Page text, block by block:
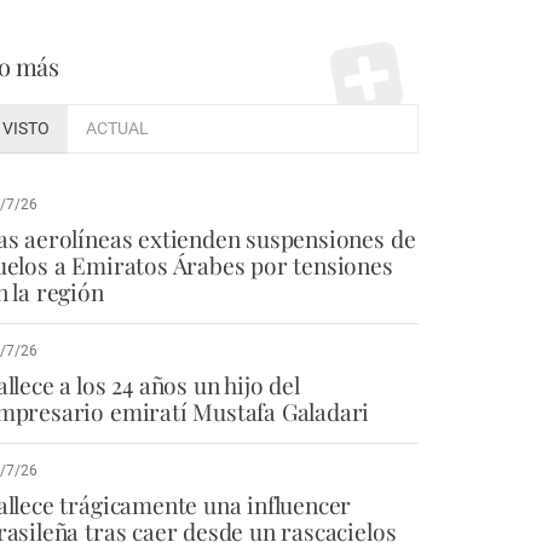
más
VISTO ACTUAL
7/26
aerolíneas extienden suspensiones de
a Emiratos Árabes por tensiones
la región
7/26
a los 24 años un hijo del
emiratí Mustafa Galadari
7/26
trágicamente una influencer
tras caer desde un rascacielos